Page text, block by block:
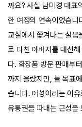
까요? 사실 남미경 대표
한 여정의 연속이었습니
교실에서 쫓겨나는 설움
로 다친 아버지를 대신
다. 화장품 방문 판매부
까지 올랐지만, 늘 목표
습니다. 여성이라는 이
유통권을 따내는 근성을